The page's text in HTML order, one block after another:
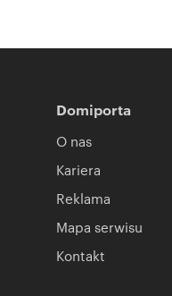
Domiporta
O nas
Kariera
Reklama
Mapa serwisu
Kontakt